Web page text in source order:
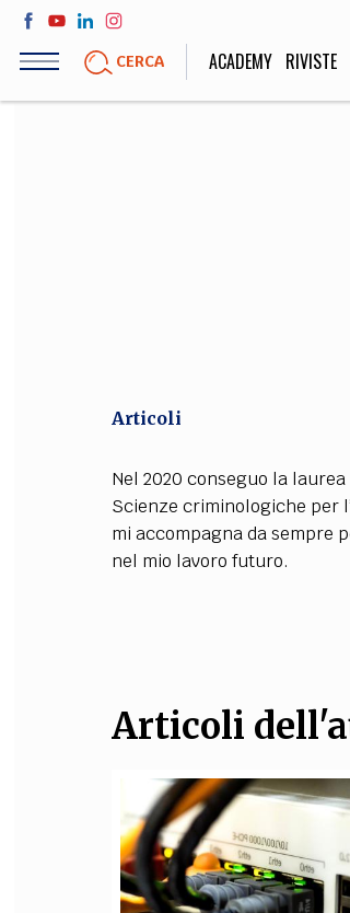
Salta
contenuto
CERCA ACADEMY RIVISTE
Articoli
Nel 2020 conseguo la
Scienze criminologiche per
mi accompagna da sempre
nel mio lavoro futuro.
Articoli